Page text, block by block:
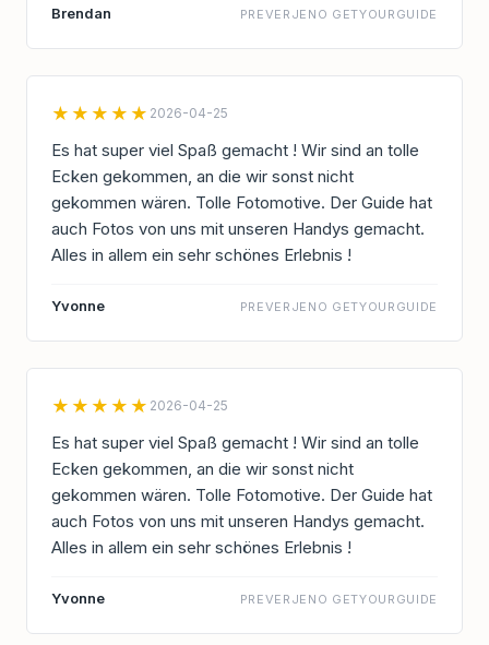
Brendan PREVERJENO GETYOURGUIDE
★★★★★ 2026-04-25
Es hat super viel Spaß gemacht ! Wir sind an tolle
Ecken gekommen, an die wir sonst nicht
gekommen wären. Tolle Fotomotive. Der Guide hat
auch Fotos von uns mit unseren Handys gemacht.
Alles in allem ein sehr schönes Erlebnis !
Yvonne PREVERJENO GETYOURGUIDE
★★★★★ 2026-04-25
Es hat super viel Spaß gemacht ! Wir sind an tolle
Ecken gekommen, an die wir sonst nicht
gekommen wären. Tolle Fotomotive. Der Guide hat
auch Fotos von uns mit unseren Handys gemacht.
Alles in allem ein sehr schönes Erlebnis !
Yvonne PREVERJENO GETYOURGUIDE